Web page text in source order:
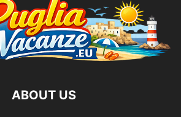
ABOUT US